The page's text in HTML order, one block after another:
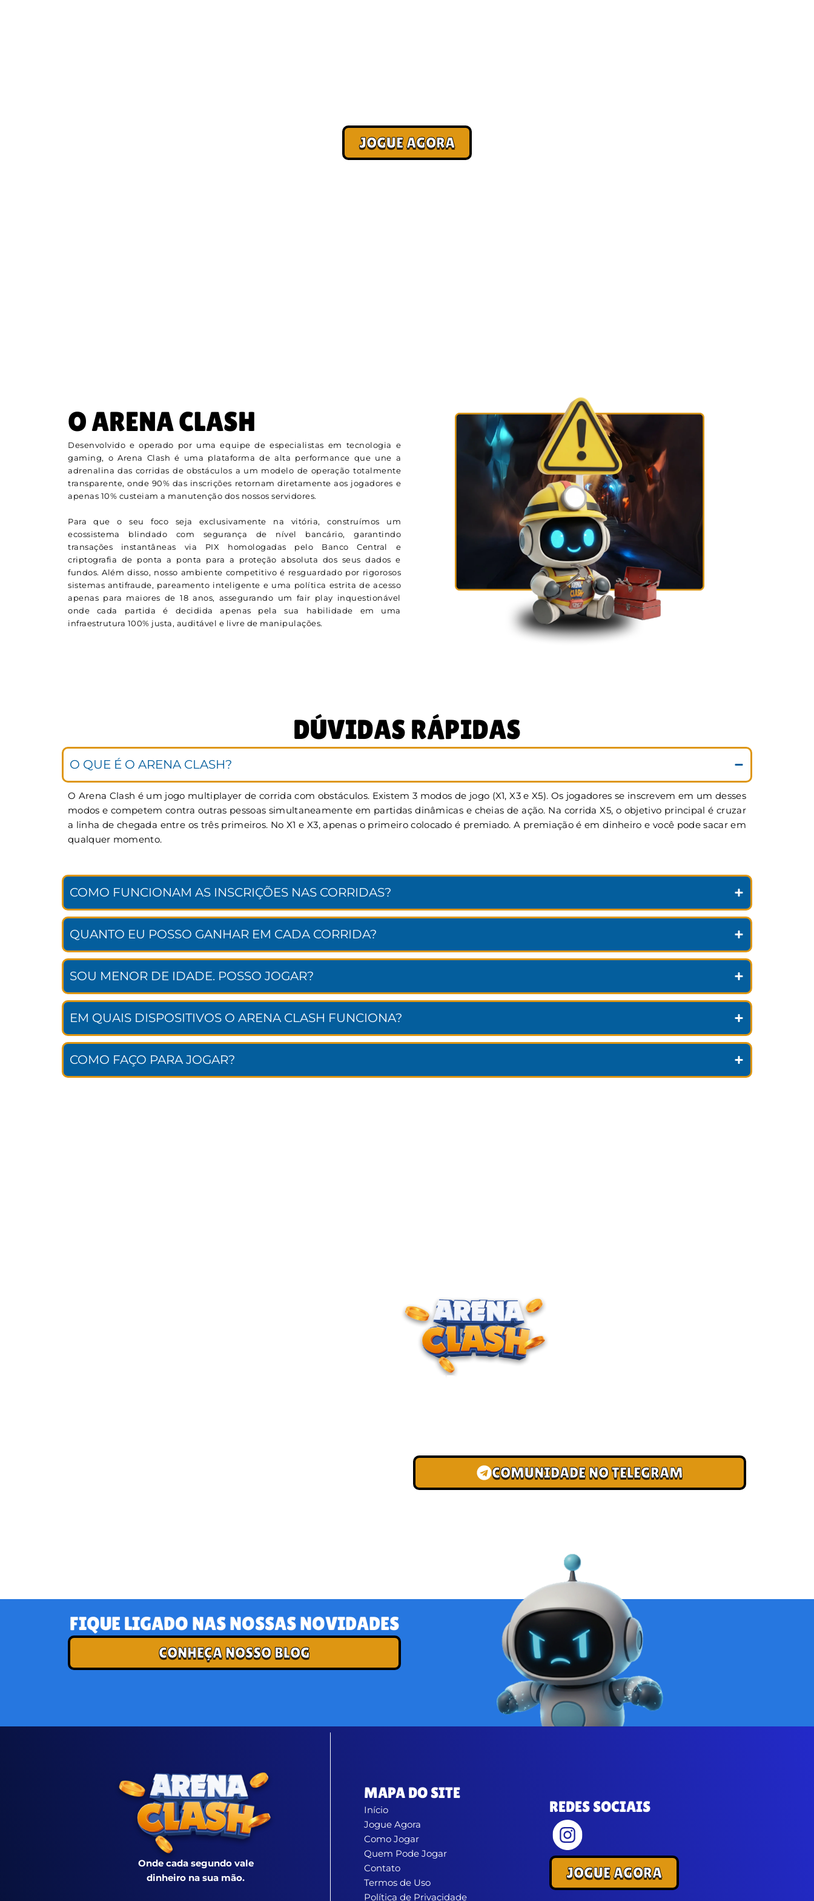
JOGUE AGORA
O ARENA CLASH
Desenvolvido e operado por uma equipe de especialistas em tecnologia e
gaming, o Arena Clash é uma plataforma de alta performance que une a
adrenalina das corridas de obstáculos a um modelo de operação totalmente
transparente, onde 90% das inscrições retornam diretamente aos jogadores e
apenas 10% custeiam a manutenção dos nossos servidores.
Para que o seu foco seja exclusivamente na vitória, construímos um
ecossistema blindado com segurança de nível bancário, garantindo
transações instantâneas via PIX homologadas pelo Banco Central e
criptografia de ponta a ponta para a proteção absoluta dos seus dados e
fundos. Além disso, nosso ambiente competitivo é resguardado por rigorosos
sistemas antifraude, pareamento inteligente e uma política estrita de acesso
apenas para maiores de 18 anos, assegurando um fair play inquestionável
onde cada partida é decidida apenas pela sua habilidade em uma
infraestrutura 100% justa, auditável e livre de manipulações.
DÚVIDAS RÁPIDAS
O QUE É O ARENA CLASH?
O Arena Clash é um jogo multiplayer de corrida com obstáculos. Existem 3 modos de jogo (X1, X3 e X5). Os jogadores se inscrevem em um desses
modos e competem contra outras pessoas simultaneamente em partidas dinâmicas e cheias de ação. Na corrida X5, o objetivo principal é cruzar
a linha de chegada entre os três primeiros. No X1 e X3, apenas o primeiro colocado é premiado. A premiação é em dinheiro e você pode sacar em
qualquer momento.
COMO FUNCIONAM AS INSCRIÇÕES NAS CORRIDAS?
QUANTO EU POSSO GANHAR EM CADA CORRIDA?
SOU MENOR DE IDADE. POSSO JOGAR?
EM QUAIS DISPOSITIVOS O ARENA CLASH FUNCIONA?
COMO FAÇO PARA JOGAR?
ENTRE PARA O CLUBE DOS CAMPEÕES
COMUNIDADE NO TELEGRAM
FIQUE LIGADO NAS NOSSAS NOVIDADES
CONHEÇA NOSSO BLOG
Onde cada segundo vale
dinheiro na sua mão.
MAPA DO SITE
Início
Jogue Agora
Como Jogar
Quem Pode Jogar
Contato
Termos de Uso
Política de Privacidade
REDES SOCIAIS
JOGUE AGORA